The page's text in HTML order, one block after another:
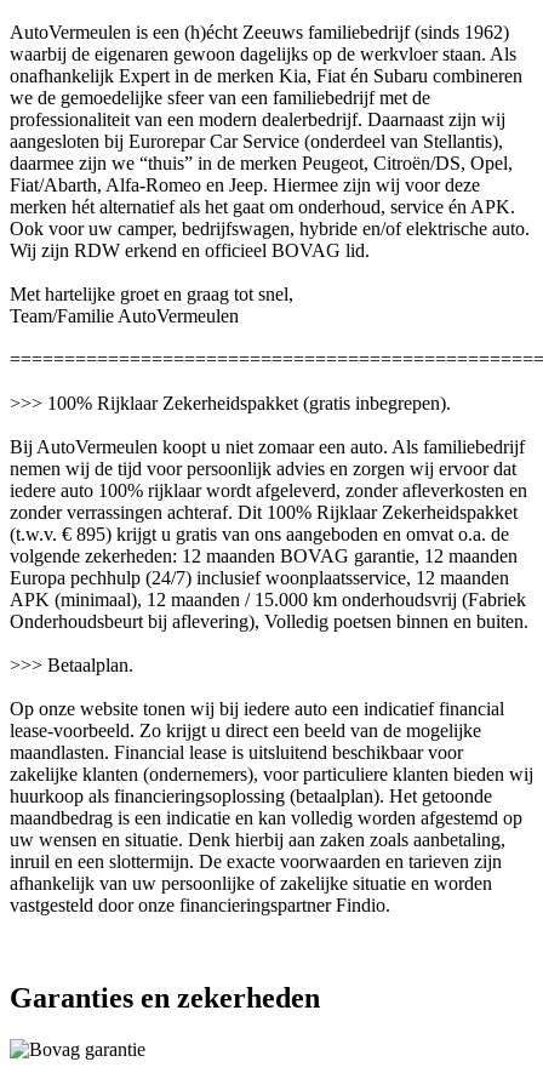
AutoVermeulen is een (h)écht Zeeuws familiebedrijf (sinds 1962)
waarbij de eigenaren gewoon dagelijks op de werkvloer staan. Als
onafhankelijk Expert in de merken Kia, Fiat én Subaru combineren
we de gemoedelijke sfeer van een familiebedrijf met de
professionaliteit van een modern dealerbedrijf. Daarnaast zijn wij
aangesloten bij Eurorepar Car Service (onderdeel van Stellantis),
daarmee zijn we “thuis” in de merken Peugeot, Citroën/DS, Opel,
Fiat/Abarth, Alfa-Romeo en Jeep. Hiermee zijn wij voor deze
merken hét alternatief als het gaat om onderhoud, service én APK.
Ook voor uw camper, bedrijfswagen, hybride en/of elektrische auto.
Wij zijn RDW erkend en officieel BOVAG lid.
Met hartelijke groet en graag tot snel,
Team/Familie AutoVermeulen
>>> 100% Rijklaar Zekerheidspakket (gratis inbegrepen).
Bij AutoVermeulen koopt u niet zomaar een auto. Als familiebedrijf
nemen wij de tijd voor persoonlijk advies en zorgen wij ervoor dat
iedere auto 100% rijklaar wordt afgeleverd, zonder afleverkosten en
zonder verrassingen achteraf. Dit 100% Rijklaar Zekerheidspakket
(t.w.v. € 895) krijgt u gratis van ons aangeboden en omvat o.a. de
volgende zekerheden: 12 maanden BOVAG garantie, 12 maanden
Europa pechhulp (24/7) inclusief woonplaatsservice, 12 maanden
APK (minimaal), 12 maanden / 15.000 km onderhoudsvrij (Fabriek
Onderhoudsbeurt bij aflevering), Volledig poetsen binnen en buiten.
>>> Betaalplan.
Op onze website tonen wij bij iedere auto een indicatief financial
lease-voorbeeld. Zo krijgt u direct een beeld van de mogelijke
maandlasten. Financial lease is uitsluitend beschikbaar voor
zakelijke klanten (ondernemers), voor particuliere klanten bieden wij
huurkoop als financieringsoplossing (betaalplan). Het getoonde
maandbedrag is een indicatie en kan volledig worden afgestemd op
uw wensen en situatie. Denk hierbij aan zaken zoals aanbetaling,
inruil en een slottermijn. De exacte voorwaarden en tarieven zijn
afhankelijk van uw persoonlijke of zakelijke situatie en worden
vastgesteld door onze financieringspartner Findio.
Garanties en zekerheden